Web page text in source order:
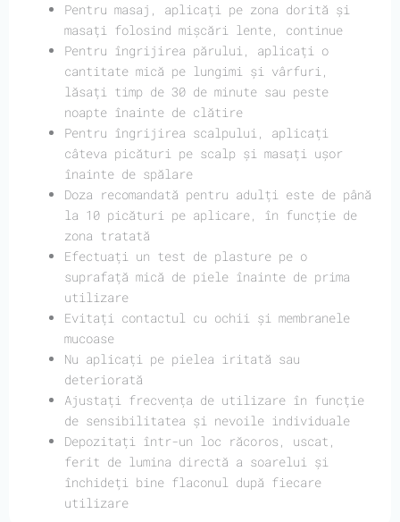
Pentru masaj, aplicați pe zona dorită și
masați folosind mișcări lente, continue
Pentru îngrijirea părului, aplicați o
cantitate mică pe lungimi și vârfuri,
lăsați timp de 30 de minute sau peste
noapte înainte de clătire
Pentru îngrijirea scalpului, aplicați
câteva picături pe scalp și masați ușor
înainte de spălare
Doza recomandată pentru adulți este de până
la 10 picături pe aplicare, în funcție de
zona tratată
Efectuați un test de plasture pe o
suprafață mică de piele înainte de prima
utilizare
Evitați contactul cu ochii și membranele
mucoase
Nu aplicați pe pielea iritată sau
deteriorată
Ajustați frecvența de utilizare în funcție
de sensibilitatea și nevoile individuale
Depozitați într-un loc răcoros, uscat,
ferit de lumina directă a soarelui și
închideți bine flaconul după fiecare
utilizare